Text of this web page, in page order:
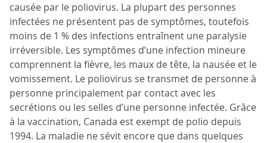
causée par le poliovirus. La plupart des personnes
infectées ne présentent pas de symptômes, toutefois
moins de 1 % des infections entraînent une paralysie
irréversible. Les symptômes d’une infection mineure
comprennent la fièvre, les maux de tête, la nausée et le
vomissement. Le poliovirus se transmet de personne à
personne principalement par contact avec les
secrétions ou les selles d’une personne infectée. Grâce
à la vaccination, Canada est exempt de polio depuis
1994. La maladie ne sévit encore que dans quelques